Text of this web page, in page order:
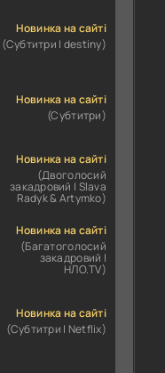
Новинка на сайті
(Субтитри | destiny)
Новинка на сайті
(Субтитри)
Новинка на сайті
(Двоголосий
закадровий | Slava
Radyk & Artymko)
Новинка на сайті
(Багатоголосий
закадровий |
НЛО.TV)
Новинка на сайті
(Субтитри | Netflix)